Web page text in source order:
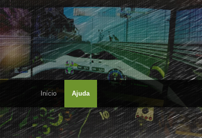
Início Ajuda